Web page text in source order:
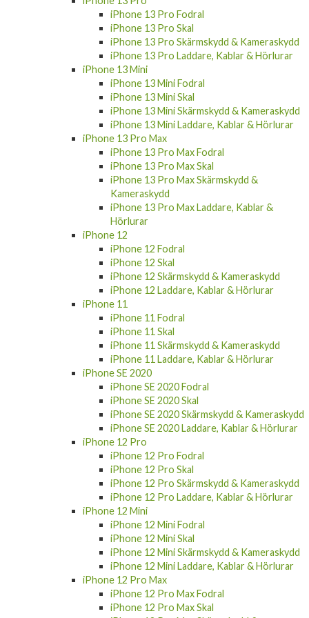
iPhone 13 Pro Fodral
iPhone 13 Pro Skal
iPhone 13 Pro Skärmskydd & Kameraskydd
iPhone 13 Pro Laddare, Kablar & Hörlurar
iPhone 13 Mini
iPhone 13 Mini Fodral
iPhone 13 Mini Skal
iPhone 13 Mini Skärmskydd & Kameraskydd
iPhone 13 Mini Laddare, Kablar & Hörlurar
iPhone 13 Pro Max
iPhone 13 Pro Max Fodral
iPhone 13 Pro Max Skal
iPhone 13 Pro Max Skärmskydd &
Kameraskydd
iPhone 13 Pro Max Laddare, Kablar &
Hörlurar
iPhone 12
iPhone 12 Fodral
iPhone 12 Skal
iPhone 12 Skärmskydd & Kameraskydd
iPhone 12 Laddare, Kablar & Hörlurar
iPhone 11
iPhone 11 Fodral
iPhone 11 Skal
iPhone 11 Skärmskydd & Kameraskydd
iPhone 11 Laddare, Kablar & Hörlurar
iPhone SE 2020
iPhone SE 2020 Fodral
iPhone SE 2020 Skal
iPhone SE 2020 Skärmskydd & Kameraskydd
iPhone SE 2020 Laddare, Kablar & Hörlurar
iPhone 12 Pro
iPhone 12 Pro Fodral
iPhone 12 Pro Skal
iPhone 12 Pro Skärmskydd & Kameraskydd
iPhone 12 Pro Laddare, Kablar & Hörlurar
iPhone 12 Mini
iPhone 12 Mini Fodral
iPhone 12 Mini Skal
iPhone 12 Mini Skärmskydd & Kameraskydd
iPhone 12 Mini Laddare, Kablar & Hörlurar
iPhone 12 Pro Max
iPhone 12 Pro Max Fodral
iPhone 12 Pro Max Skal